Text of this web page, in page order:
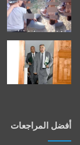
أفضل المراجعات